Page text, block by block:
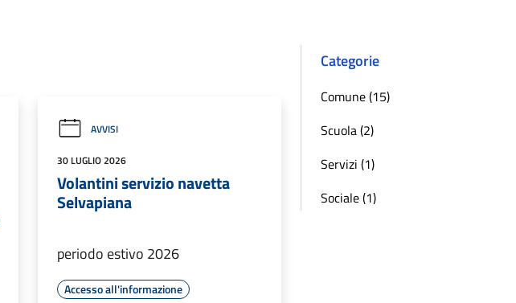
AVVISI
30 LUGLIO 2026
Volantini servizio navetta
Selvapiana
periodo estivo 2026
Accesso all'informazione
Categorie
Comune (15)
Scuola (2)
Servizi (1)
Sociale (1)